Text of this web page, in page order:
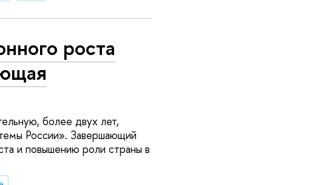
роста
более двух лет,
России». Завершающий
и повышению роли страны в